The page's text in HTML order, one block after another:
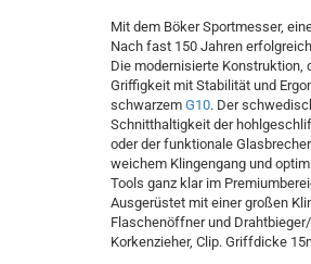
Mit dem Böker Sportmesser,
Nach fast 150 Jahren
Die modernisierte
Griffigkeit mit Stabilität und
schwarzem G10. Der
Schnitthaltigkeit der
oder der funktionale
weichem Klingengang und
Tools ganz klar im
Ausgerüstet mit einer großen
Flaschenöffner und
Korkenzieher, Clip. Griffdicke